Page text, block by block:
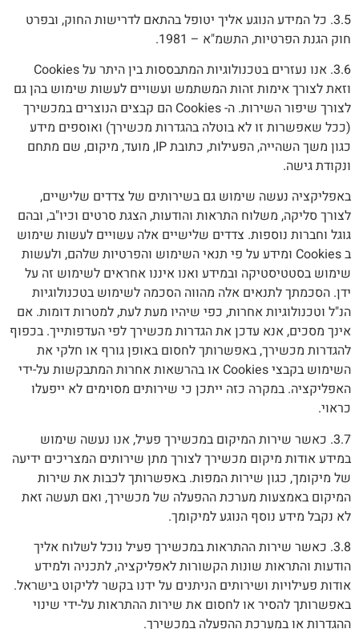
3.5. כל המידע הנוגע אליך יטופל בהתאם לדרישות החוק, ובפרט
חוק הגנת הפרטיות, התשמ"א – 1981.
3.6. אנו נעזרים בטכנולוגיות המתבססות בין היתר על Cookies
וזאת לצורך אימות זהות המשתמש ועשויים לעשות שימוש בהן גם
לצורך שיפור השירות. ה- Cookies הם קבצים הנוצרים במכשירך
(ככל שאפשרות זו לא בוטלה בהגדרות מכשירך) ואוספים מידע
כגון משך השהייה, הפעילות, כתובת IP, מועד, מיקום, שם מתחם
ונקודת גישה.
באפליקציה נעשה שימוש גם בשירותים של צדדים שלישיים,
לצורך סליקה, משלוח התראות והודעות, הצגת סרטים וכיו"ב, ובהם
גוגל וחברות נוספות. צדדים שלישיים אלה עשויים לעשות שימוש
ב Cookies ומידע על פי תנאי השימוש והפרטיות שלהם, ולעשות
שימוש בסטטיסטיקה ובמידע ואנו איננו אחראים לשימוש זה על
ידן. הסכמתך לתנאים אלה מהווה הסכמה לשימוש בטכנולוגיות
הנ"ל וטכנולוגיות אחרות, כפי שיהיו מעת לעת, למטרות דומות. אם
אינך מסכים, אנא עדכן את הגדרות מכשירך לפי העדפותייך. בכפוף
להגדרות מכשירך, באפשרותך לחסום באופן גורף או חלקי את
השימוש בקבצי Cookies או בהרשאות אחרות המתבקשות על-ידי
האפליקציה. במקרה כזה ייתכן כי שירותים מסוימים לא ייפעלו
כראוי.
3.7. כאשר שירות המיקום במכשירך פעיל, אנו נעשה שימוש
במידע אודות מיקום מכשירך לצורך מתן שירותים המצריכים ידיעה
של מיקומך, כגון שירות המפות. באפשרותך לכבות את שירות
המיקום באמצעות מערכת ההפעלה של מכשירך, ואם תעשה זאת
לא נקבל מידע נוסף הנוגע למיקומך.
3.8. כאשר שירות ההתראות במכשירך פעיל נוכל לשלוח אליך
הודעות והתראות שונות הקשורות לאפליקציה, לתכניה ולמידע
אודות פעילויות ושירותים הניתנים על ידנו בקשר לליקוט בישראל.
באפשרותך להסיר או לחסום את שירות ההתראות על-ידי שינוי
ההגדרות או במערכת ההפעלה במכשירך.